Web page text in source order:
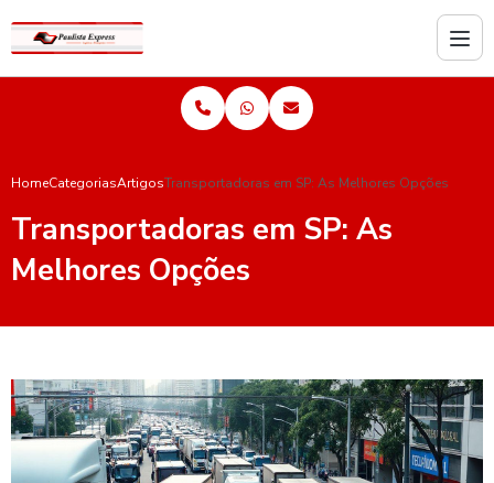
HomeCategoriasArtigosTransportadoras em SP: As Melhores Opções
Transportadoras em SP: As
Melhores Opções